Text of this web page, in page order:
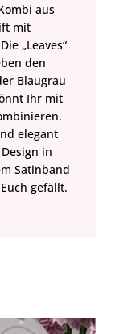
aus
mit
„Leaves“
den
Blaugrau
Ihr mit
elegant
in
Satinband
gefällt.